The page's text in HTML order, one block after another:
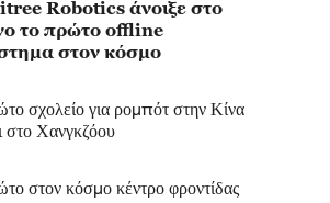
Robotics άνοιξε στο
το πρώτο offline
στον κόσμο
σχολείο για ρομπότ στην Κίνα
στο Χανγκζόου
στον κόσμο κέντρο φροντίδας